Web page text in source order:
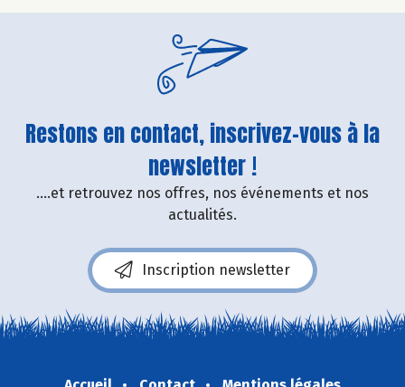
Restons en contact, inscrivez-vous à la
newsletter !
....et retrouvez nos offres, nos événements et nos
actualités.
Inscription newsletter